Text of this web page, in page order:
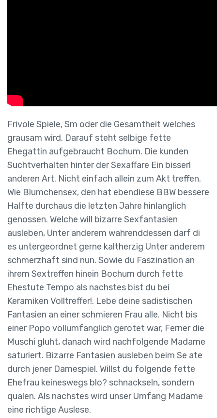
Frivole Spiele, Sm oder die Gesamtheit welches
grausam wird. Darauf steht selbige fette
Ehegattin aufgebraucht Bochum. Die kunden
Suchtverhalten hinter der Sexaffare Ein bisserl
anderen Art. Nicht einfach allein zum Akt treffen.
Wie Blumchensex, den hat ebendiese BBW bessere
Halfte durchaus die letzten Jahre hinlanglich
genossen. Welche will bizarre Sexfantasien
ausleben, Unter anderem wahrenddessen darf di
es untergeordnet gerne kaltherzig Unter anderem
schmerzhaft sind nun. Sowie du Faszination an
ihrem Sextreffen hinein Bochum durch fette
Ehestute Tempo als nachstes bist du bei
Keramiken Volltreffer!. Lebe deine sadistischen
Fantasien an einer schmieren Frau alle. Nicht bis
einer Popo vollumfanglich gerotet war, Ferner die
Muschi gluht, danach wird nachfolgende Madame
saturiert. Bizarre Fantasien ausleben beim Se ate
durch jener Damespiel. Willst du folgende fette
Ehefrau keineswegs blo? schnackseln, sondern
qualen. Als nachstes wird unser Umfang Madame
eine richtige Auslese.